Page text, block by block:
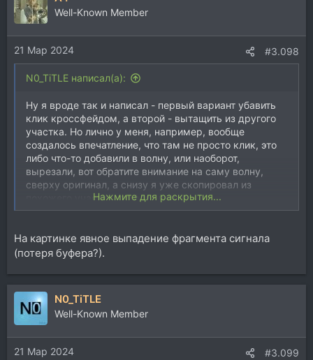
Well-Known Member
21 Мар 2024 #3.098
N0_TiTLE написал(а):
Ну я вроде так и написал - первый вариант убавить
клик кроссфейдом, а второй - вытащить из другого
участка. Но лично у меня, например, вообще
создалось впечатление, что там не просто клик, это
либо что-то добавили в волну, или наоборот,
вырезали, вот обратите внимание на саму волну,
сверху оригинал, а снизу я уже скопировал из
похожего участка, по фазе видно:
Посмотреть вложение 244666
Нажмите для раскрытия...
На картинке явное выпадение фрагмента сигнала
(потеря буфера?).
N0_TiTLE
Well-Known Member
21 Мар 2024 #3.099